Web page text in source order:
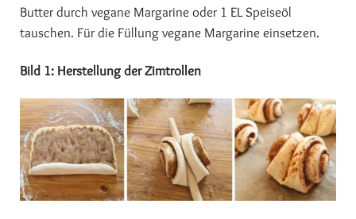
Butter durch vegane Margarine oder 1 EL Speiseöl
tauschen. Für die Füllung vegane Margarine einsetzen.
Bild 1: Herstellung der Zimtrollen